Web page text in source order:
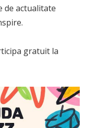
de actualitate
gratuit la